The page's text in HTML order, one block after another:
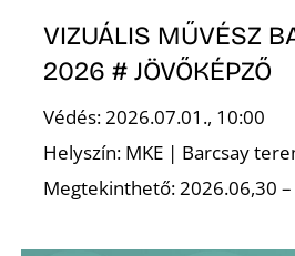
VIZUÁLIS MŰVÉSZ
2026 # JÖVŐKÉPZŐ
Védés: 2026.07.01., 10:00
Helyszín: MKE | Barcsay
Megtekinthető: 2026.06,30